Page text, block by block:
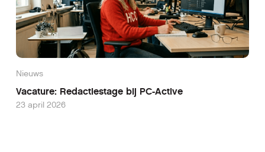
Nieuws
Vacature: Redactiestage bij PC-Active
23 april 2026